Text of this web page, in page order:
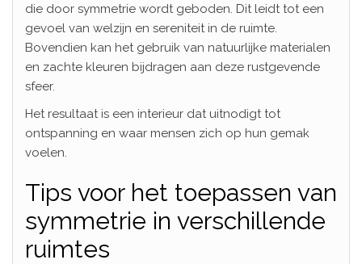
die door symmetrie wordt geboden. Dit leidt tot een
gevoel van welzijn en sereniteit in de ruimte.
Bovendien kan het gebruik van natuurlijke materialen
en zachte kleuren bijdragen aan deze rustgevende
sfeer.
Het resultaat is een interieur dat uitnodigt tot
ontspanning en waar mensen zich op hun gemak
voelen.
Tips voor het toepassen van
symmetrie in verschillende
ruimtes